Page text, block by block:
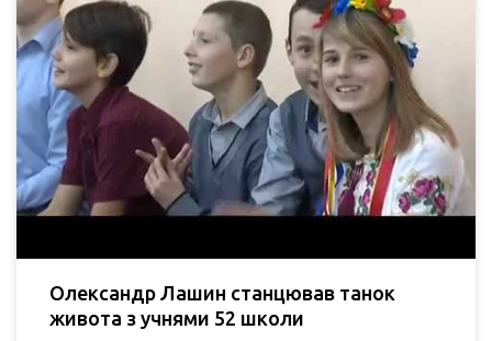
Олександр Лашин станцював танок
живота з учнями 52 школи